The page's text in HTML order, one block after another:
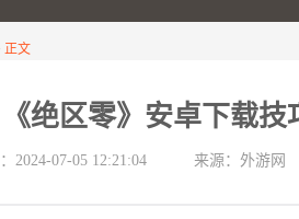
正文
《绝区零》安卓下载
2024-07-05 12:21:04 来源：外游网